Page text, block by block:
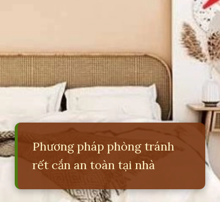
Phương pháp phòng tránh
rết cắn an toàn tại nhà